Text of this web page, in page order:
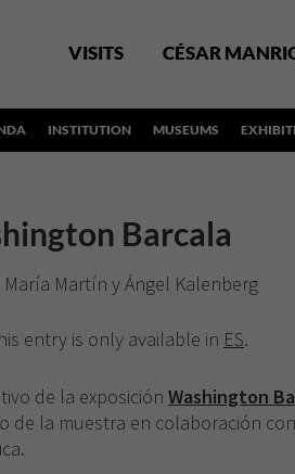
VISITS CÉSAR
INSTITUTION MUSEUMS
Barcala
María Martín y Ángel Kalenberg
entry is only available in ES.
de la exposición Washington
de la muestra en colaboración